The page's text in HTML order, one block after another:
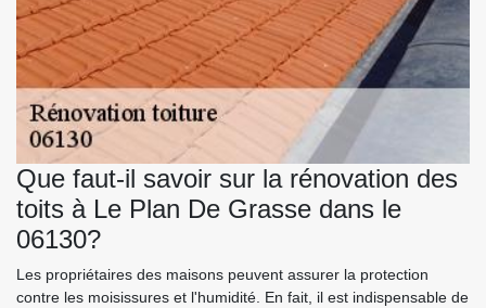
Que faut-il savoir sur la rénovation des
toits à Le Plan De Grasse dans le
06130?
Les propriétaires des maisons peuvent assurer la protection
contre les moisissures et l'humidité. En fait, il est indispensable de